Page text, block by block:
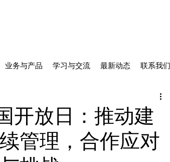
业务与产品 学习与交流 最新动态 联系我们
开放日：推动建
管理，合作应对